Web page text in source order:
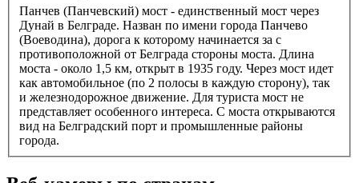
Панчев (Панчевский) мост - единственный мост через
Дунай в Белграде. Назван по имени города Панчево
(Воеводина), дорога к которому начинается за с
противоположной от Белграда стороны моста. Длина
моста - около 1,5 км, открыт в 1935 году. Через мост идет
как автомобильное (по 2 полосы в каждую сторону), так
и железнодорожное движение. Для туриста мост не
представляет особенного интереса. С моста открываются
вид на Белградский порт и промышленные районы
города.